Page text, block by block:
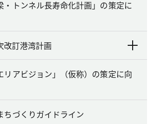
・トンネル長寿命化計画」の策定に
改訂港湾計画
リアビジョン」（仮称）の策定に向
ちづくりガイドライン